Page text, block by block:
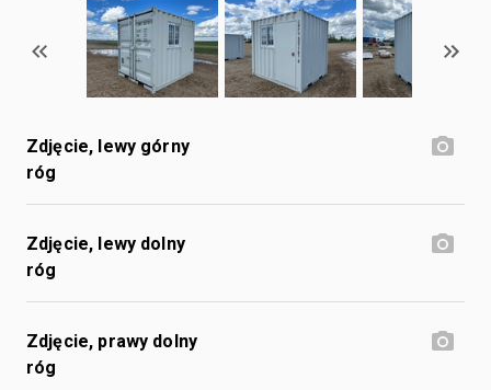
Zdjęcie, lewy górny
róg
Zdjęcie, lewy dolny
róg
Zdjęcie, prawy dolny
róg